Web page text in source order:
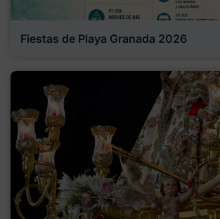
Fiestas de Playa Granada 2026